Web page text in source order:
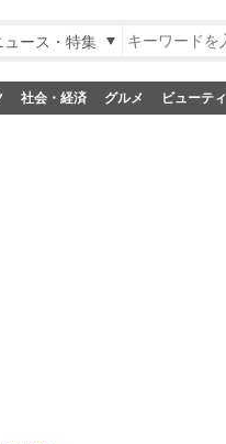
ュース・特集
社会・経済 グルメ ビューティ